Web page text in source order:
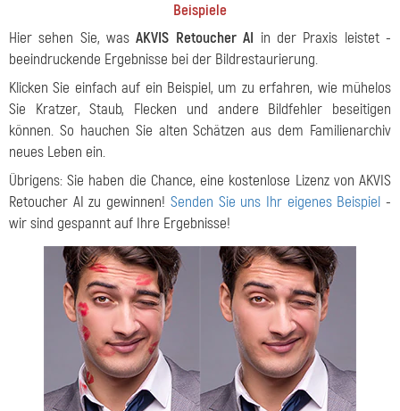
Beispiele
Hier sehen Sie, wasAKVIS Retoucher AI in der Praxis leistet -
beeindruckende Ergebnisse bei der Bildrestaurierung.
Klicken Sie einfach auf ein Beispiel, um zu erfahren, wie mühelos
Sie Kratzer, Staub, Flecken und andere Bildfehler beseitigen
können. So hauchen Sie alten Schätzen aus dem Familienarchiv
neues Leben ein.
Übrigens: Sie haben die Chance, eine kostenlose Lizenz von AKVIS
Retoucher AI zu gewinnen! Senden Sie uns Ihr eigenes Beispiel -
wir sind gespannt auf Ihre Ergebnisse!